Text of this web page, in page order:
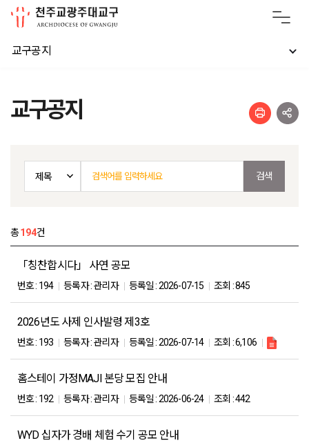
교구공지
교구공지
총194건
「칭찬합시다」 사연 공모
번호 : 194 등록자 :관리자 등록일 :2026-07-15 조회 :845
2026년도 사제 인사발령 제3호
번호 : 193 등록자 :관리자 등록일 :2026-07-14 조회 :6,106
홈스테이 가정MAJI 본당 모집 안내
번호 : 192 등록자 :관리자 등록일 :2026-06-24 조회 :442
WYD 십자가 경배 체험 수기 공모 안내